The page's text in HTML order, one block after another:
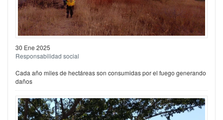
30 Ene 2025
Responsabilidad social
Cada año miles de hectáreas son consumidas por el fuego generando
daños